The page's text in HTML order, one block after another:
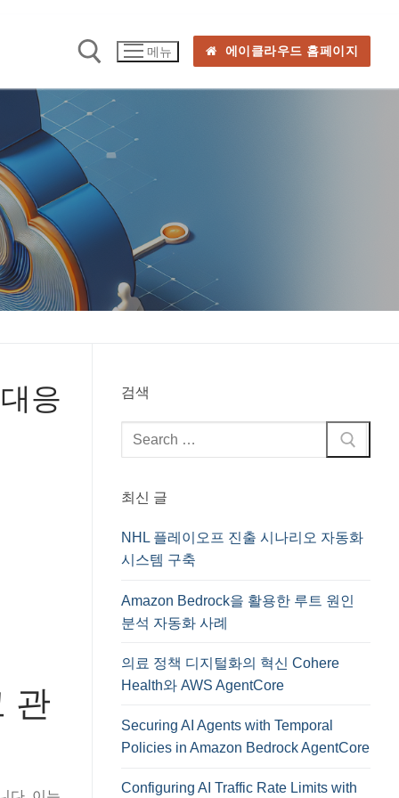
메뉴 에이클라우드 홈페이지
응
관
검색
검
색
최신 글
NHL 플레이오프 진출 시나리오 자동화
시스템 구축
Amazon Bedrock을 활용한 루트 원인
분석 자동화 사례
의료 정책 디지털화의 혁신 Cohere
Health와 AWS AgentCore
Securing AI Agents with Temporal
Policies in Amazon Bedrock AgentCore
Configuring AI Traffic Rate Limits with